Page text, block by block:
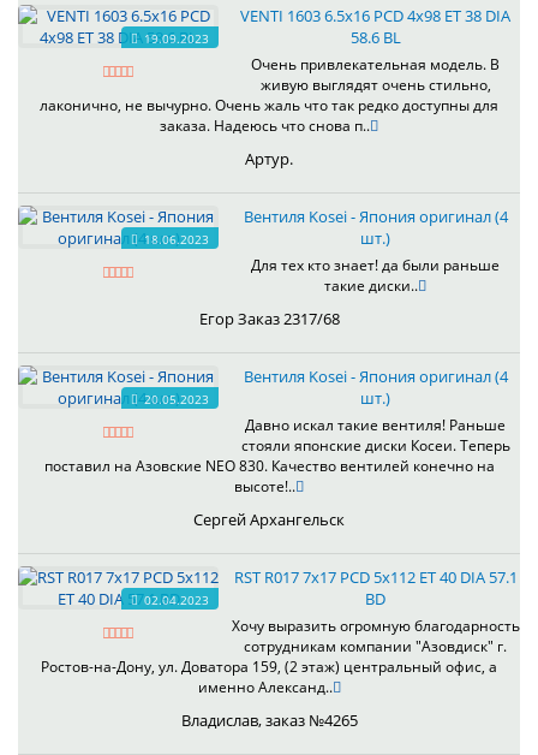
19.09.2023
VENTI 1603 6.5x16 PCD 4x98 ET 38 DIA
58.6 BL
Очень привлекательная модель. В
живую выглядят очень стильно,
лаконично, не вычурно. Очень жаль что так редко доступны для
заказа. Надеюсь что снова п..
Артур.
18.06.2023
Вентиля Kosei - Япония оригинал (4
шт.)
Для тех кто знает! да были раньше
такие диски..
Егор Заказ 2317/68
20.05.2023
Вентиля Kosei - Япония оригинал (4
шт.)
Давно искал такие вентиля! Раньше
стояли японские диски Косеи. Теперь
поставил на Азовские NEO 830. Качество вентилей конечно на
высоте!..
Сергей Архангельск
02.04.2023
RST R017 7x17 PCD 5x112 ET 40 DIA 57.1
BD
Хочу выразить огромную благодарность
сотрудникам компании "Азовдиск" г.
Ростов-на-Дону, ул. Доватора 159, (2 этаж) центральный офис, а
именно Александ..
Владислав, заказ №4265